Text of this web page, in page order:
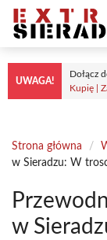
Przejdź
treści
UWAGA!
Dołącz
Kupię |
Strona główna /
w Sieradzu: W
w